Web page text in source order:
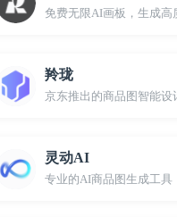
免费无限AI画板，生成高
羚珑
京东推出的商品图智能设
灵动AI
专业的AI商品图生成工具